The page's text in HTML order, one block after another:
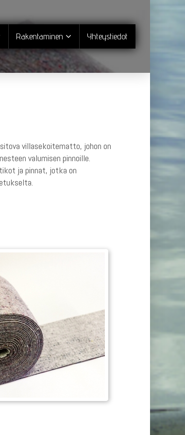
Rakentaminen Yhteystiedot
villasekoitematto, johon on
valumisen pinnoille.
ja pinnat, jotka on